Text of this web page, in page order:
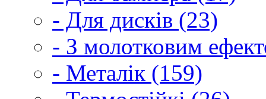
- Для дисків (23)
- З молотковим
- Металік (159)